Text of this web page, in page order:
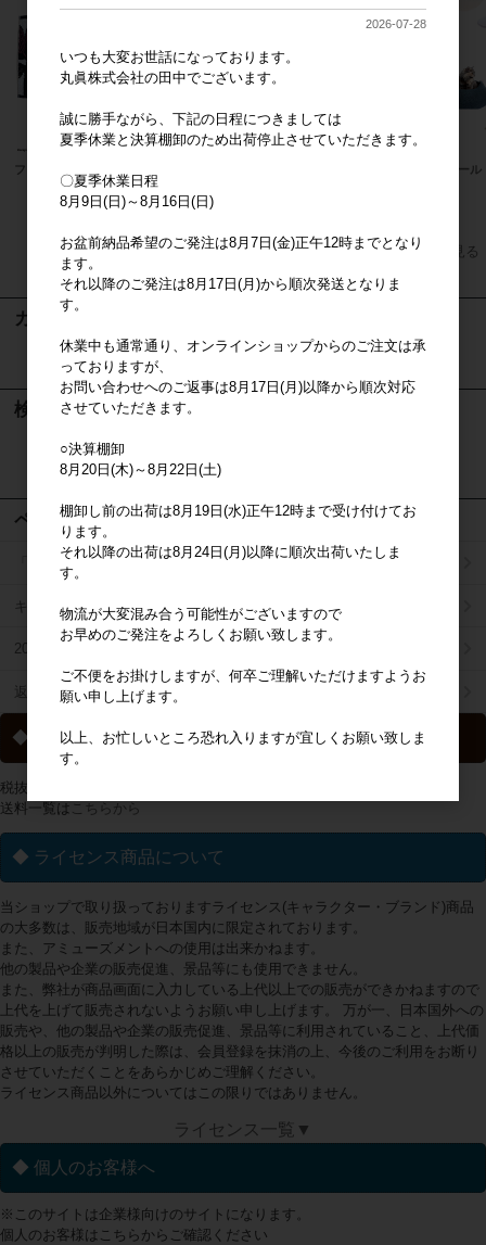
フィンレイソン ネパール
すべてのおすすめ商品を見る
カート
検索
ページメニュー
「掛け払い決済」のご案内
キャラジャン
2025年秋冬商品リスト
返品特約について
◆ 送料について
税抜2万円以上の購入で送料無料
送料一覧は こちらから
◆ ライセンス商品について
当ショップで取り扱っておりますライセンス(キャラクター・ブランド)商品
の大多数は、販売地域が日本国内に限定されております。
また、アミューズメントへの使用は出来かねます。
他の製品や企業の販売促進、景品等にも使用できません。
また、弊社が商品画面に入力している上代以上での販売ができかねますので
上代を上げて販売されないようお願い申し上げます。 万が一、日本国外への
販売や、他の製品や企業の販売促進、景品等に利用されていること、上代価
格以上の販売が判明した際は、会員登録を抹消の上、今後のご利用をお断り
させていただくことをあらかじめご理解ください。
ライセンス商品以外についてはこの限りではありません。
ライセンス一覧▼
◆ 個人のお客様へ
※このサイトは企業様向けのサイトになります。
個人のお客様はこちらからご確認ください
2026-07-28
いつも大変お世話になっております。
丸眞株式会社の田中でございます。
誠に勝手ながら、下記の日程につきましては
夏季休業と決算棚卸のため出荷停止させていただきます。
〇夏季休業日程
8月9日(日)～8月16日(日)
お盆前納品希望のご発注は8月7日(金)正午12時までとなり
ます。
それ以降のご発注は8月17日(月)から順次発送となりま
す。
休業中も通常通り、オンラインショップからのご注文は承
っておりますが、
お問い合わせへのご返事は8月17日(月)以降から順次対応
させていただきます。
○決算棚卸
8月20日(木)～8月22日(土)
棚卸し前の出荷は8月19日(水)正午12時まで受け付けてお
ります。
それ以降の出荷は8月24日(月)以降に順次出荷いたしま
す。
物流が大変混み合う可能性がございますので
お早めのご発注をよろしくお願い致します。
ご不便をお掛けしますが、何卒ご理解いただけますようお
願い申し上げます。
以上、お忙しいところ恐れ入りますが宜しくお願い致しま
す。